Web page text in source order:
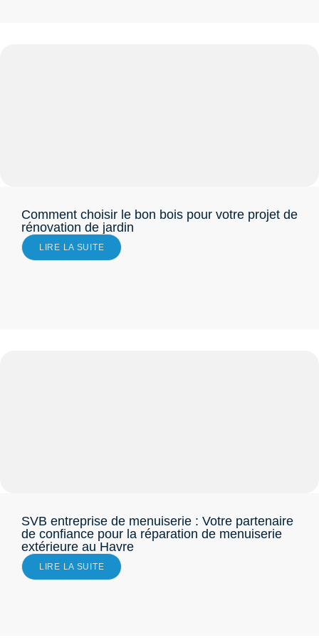
Comment choisir le bon bois pour votre projet de
rénovation de jardin
LIRE LA SUITE
SVB entreprise de menuiserie : Votre partenaire
de confiance pour la réparation de menuiserie
extérieure au Havre
LIRE LA SUITE